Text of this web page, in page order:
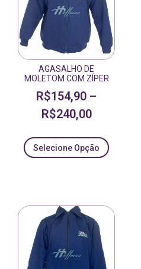
AGASALHO DE
MOLETOM COM ZÍPER
R$154,90 –
R$240,00
Selecione Opção